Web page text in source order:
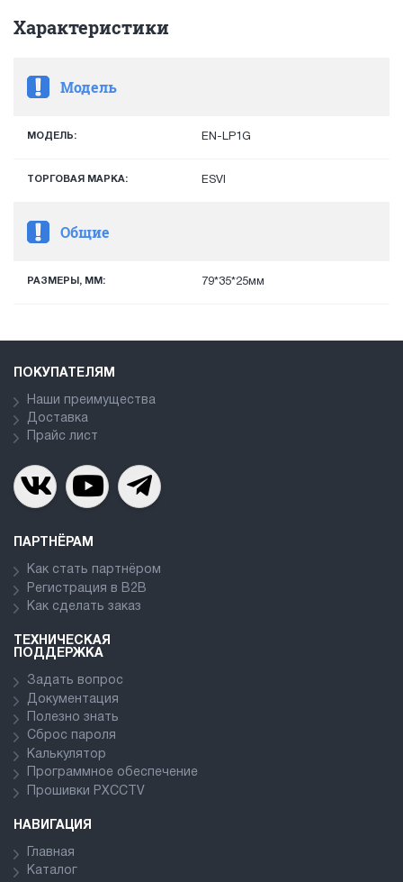
Характеристики
Модель
МОДЕЛЬ: EN-LP1G
ТОРГОВАЯ МАРКА: ESVI
Общие
РАЗМЕРЫ, ММ: 79*35*25мм
ПОКУПАТЕЛЯМ
Наши преимущества
Доставка
Прайс лист
ПАРТНЁРАМ
Как стать партнёром
Регистрация в В2В
Как сделать заказ
ТЕХНИЧЕСКАЯ
ПОДДЕРЖКА
Задать вопрос
Документация
Полезно знать
Сброс пароля
Калькулятор
Программное обеспечение
Прошивки PXCCTV
НАВИГАЦИЯ
Главная
Каталог